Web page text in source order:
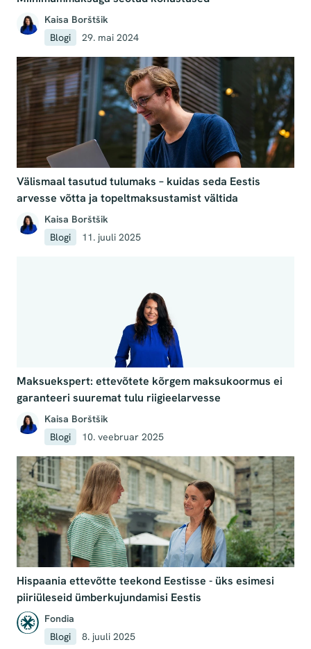
Kaisa Borštšik
Blogi
29. mai 2024
Välismaal tasutud tulumaks – kuidas seda Eestis
arvesse võtta ja topeltmaksustamist vältida
Kaisa Borštšik
Blogi
11. juuli 2025
Maksuekspert: ettevõtete kõrgem maksukoormus ei
garanteeri suuremat tulu riigieelarvesse
Kaisa Borštšik
Blogi
10. veebruar 2025
Hispaania ettevõtte teekond Eestisse - üks esimesi
piiriüleseid ümberkujundamisi Eestis
Fondia
Blogi
8. juuli 2025